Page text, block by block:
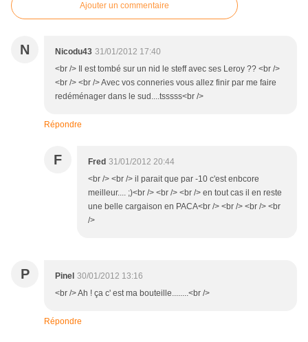
Ajouter un commentaire
N Nicodu43 31/01/2012 17:40
<br /> Il est tombé sur un nid le steff avec ses Leroy ?? <br />
<br /> <br /> Avec vos conneries vous allez finir par me faire
redéménager dans le sud....tsssss<br />
Répondre
F Fred 31/01/2012 20:44
<br /> <br /> il parait que par -10 c'est enbcore
meilleur.... ;)<br /> <br /> <br /> en tout cas il en reste
une belle cargaison en PACA<br /> <br /> <br /> <br
/>
P Pinel 30/01/2012 13:16
<br /> Ah ! ça c' est ma bouteille........<br />
Répondre